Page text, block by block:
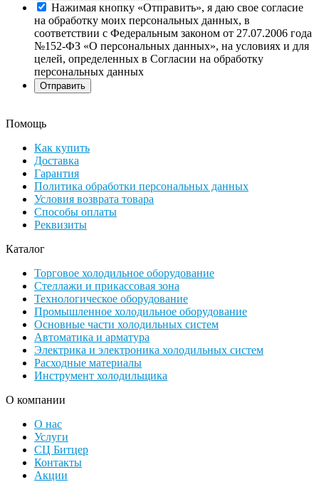
Нажимая кнопку «Отправить», я даю свое согласие
на обработку моих персональных данных, в
соответствии с Федеральным законом от 27.07.2006 года
№152-ФЗ «О персональных данных», на условиях и для
целей, определенных в Согласии на обработку
персональных данных
Помощь
Как купить
Доставка
Гарантия
Политика обработки персональных данных
Условия возврата товара
Способы оплаты
Реквизиты
Каталог
Торговое холодильное оборудование
Стеллажи и прикассовая зона
Технологическое оборудование
Промышленное холодильное оборудование
Основные части холодильных систем
Автоматика и арматура
Электрика и электроника холодильных систем
Расходные материалы
Инструмент холодильщика
О компании
О нас
Услуги
СЦ Битцер
Контакты
Акции